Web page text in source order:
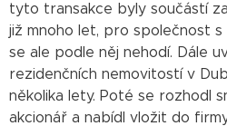
tyto transakce byly součástí
již mnoho let, pro společnost s
se ale podle něj nehodí. Dále
rezidenčních nemovitostí v
několika lety. Poté se rozhodl
akcionář a nabídl vložit do